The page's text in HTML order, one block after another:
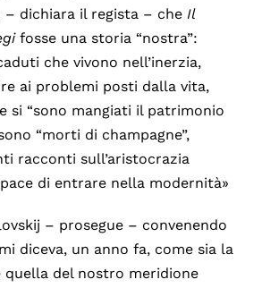
– dichiara il regista – che Il
fosse una storia “nostra”:
che vivono nell’inerzia,
ai problemi posti dalla vita,
si “sono mangiati il patrimonio
“morti di champagne”,
racconti sull’aristocrazia
di entrare nella modernità»
– prosegue – convenendo
diceva, un anno fa, come sia la
quella del nostro meridione